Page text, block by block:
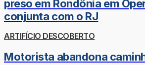
preso em Rondônia em
conjunta com o RJ
ARTIFÍCIO DESCOBERTO
Motorista abandona